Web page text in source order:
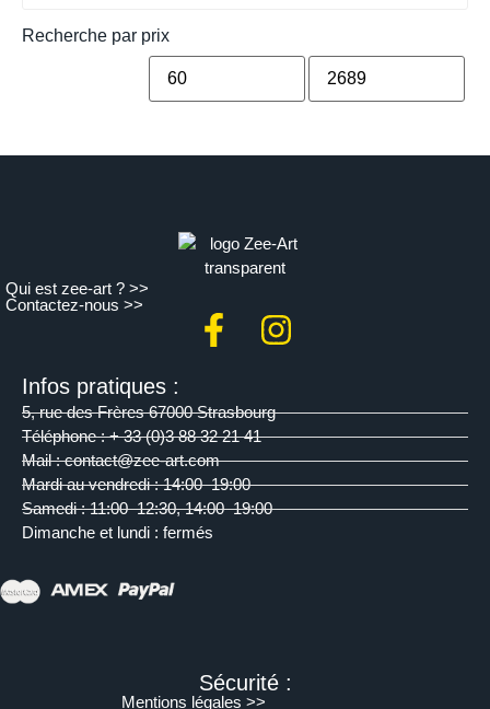
Recherche par prix
Qui est zee-art ? >>
Contactez-nous >>
Infos pratiques :
5, rue des Frères 67000 Strasbourg
Téléphone : + 33 (0)3 88 32 21 41
Mail : contact@zee-art.com
Mardi au vendredi : 14:00–19:00
Samedi : 11:00–12:30, 14:00–19:00
Dimanche et lundi : fermés
Sécurité :
Mentions légales >>